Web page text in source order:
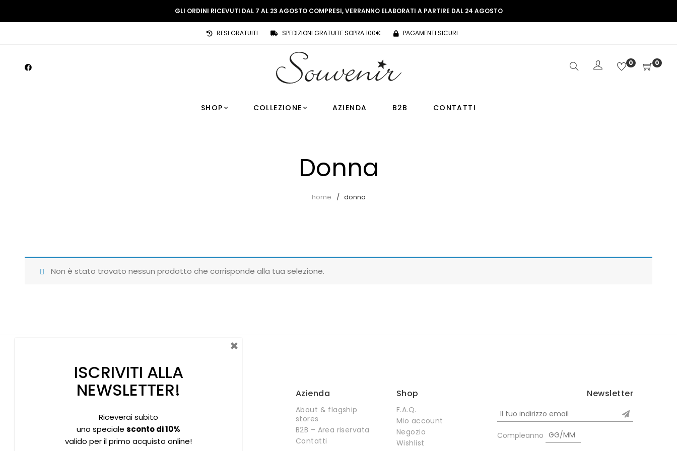
GLI ORDINI RICEVUTI DAL 7 AL 23 AGOSTO COMPRESI, VERRANNO ELABORATI A PARTIRE DAL 24 AGOSTO
RESI GRATUITI SPEDIZIONI GRATUITE SOPRA 100€ PAGAMENTI SICURI
0 0
SHOP COLLEZIONE AZIENDA B2B CONTATTI
Donna
home donna
Non è stato trovato nessun prodotto che corrisponde alla tua selezione.
Privacy policy Informativa Cookies
Azienda
About & flagship
stores
B2B – Area riservata
Contatti
Shop
F.A.Q.
Mio account
Negozio
Wishlist
Newsletter
Compleanno
ISCRIVITI ALLA
NEWSLETTER!
Riceverai subito
uno speciale sconto di 10%
valido per il primo acquisto online!
×